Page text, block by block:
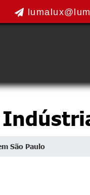
São Paulo